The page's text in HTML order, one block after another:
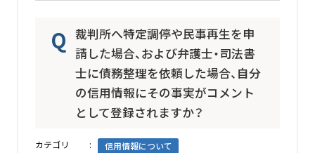
裁判所へ特定調停や民事再生を申
請した場合、および弁護士・司法書
士に債務整理を依頼した場合、自分
の信用情報にその事実がコメント
として登録されますか？
カテゴリ 信用情報について